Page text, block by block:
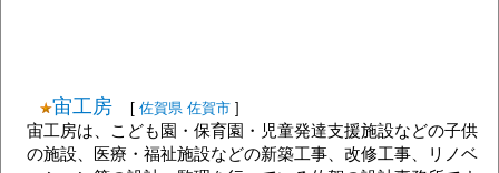
宙工房 [ 佐賀県 佐賀市 ]
宙工房は、こども園・保育園・児童発達支援施設などの子供
の施設、医療・福祉施設などの新築工事、改修工事、リノベ